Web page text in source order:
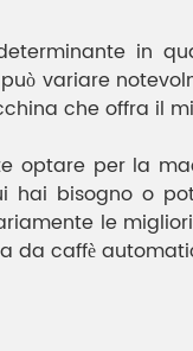
in
variare
che offra il
optare per la
hai bisogno o
le
da caffè